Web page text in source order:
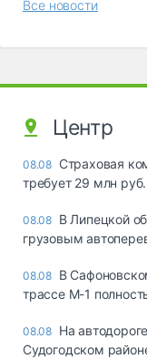
Все новости
Центр
08.08 Страховая
требует 29 млн
08.08 В Липецкой
грузовым
08.08 В
трассе М-1
08.08 На
Судогодском